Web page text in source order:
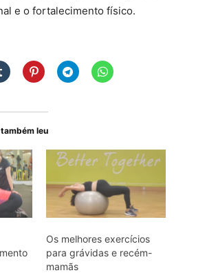
e o fortalecimento físico.
leu
Os melhores exercícios
para grávidas e recém-
mamãs